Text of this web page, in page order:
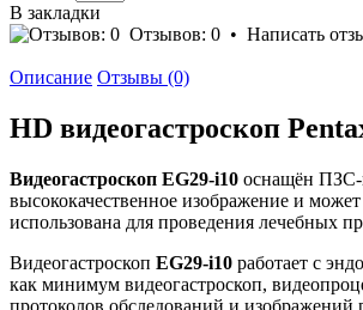
В закладки
Отзывов: 0 • Написать
Описание Отзывы (0)
HD видеогастроскоп
Видеогастроскоп EG29-i10 оснащён ПЗС-
высококачественное изображение и
использована для проведения лечебных
Видеогастроскоп EG29-i10 работает с
как минимум видеогастроскоп,
протоколов обследований и изображений